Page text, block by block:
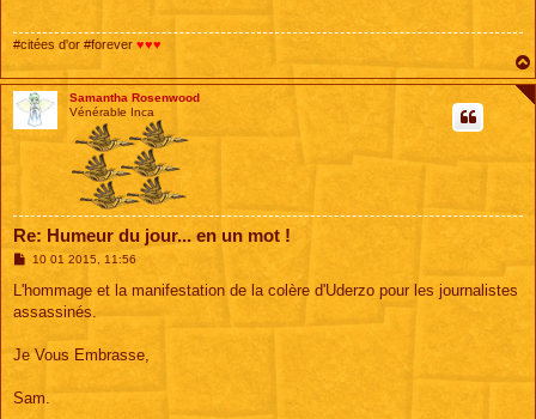
#citées d'or #forever ♥♥♥
Samantha Rosenwood
Vénérable Inca
Re: Humeur du jour... en un mot !
M
s
a
10 01 2015, 11:56
L'hommage et la manifestation de la colère d'Uderzo pour les journalistes
assassinés.
Je Vous Embrasse,
Sam.